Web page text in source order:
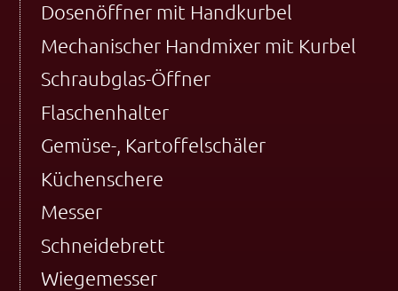
Dosenöffner mit Handkurbel
Mechanischer Handmixer mit Kurbel
Schraubglas-Öffner
Flaschenhalter
Gemüse-, Kartoffelschäler
Küchenschere
Messer
Schneidebrett
Wiegemesser